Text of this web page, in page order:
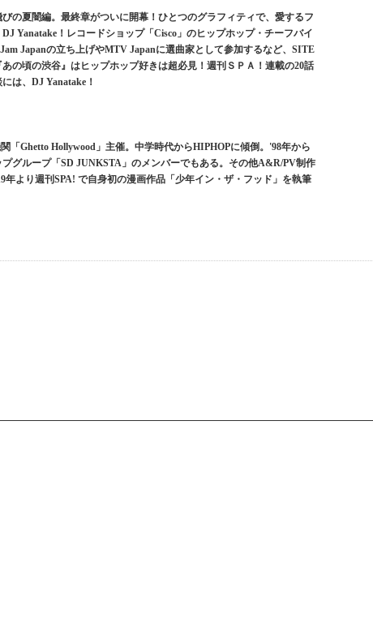
の夏闇編。最終章がついに開幕！ひとつのグラフィティで、愛するフ
Yanatake！レコードショップ「Cisco」のヒップホップ・チーフバイ
Japanの立ち上げやMTV Japanに選曲家として参加するなど、SITE
の頃の渋谷』はヒップホップ好きは超必見！週刊ＳＰＡ！連載の20話
は、DJ Yanatake！
「Ghetto Hollywood」主催。中学時代からHIPHOPに傾倒。'98年から
グループ「SD JUNKSTA」のメンバーでもある。その他A&R/PV制作
より週刊SPA! で自身初の漫画作品「少年イン・ザ・フッド」を執筆